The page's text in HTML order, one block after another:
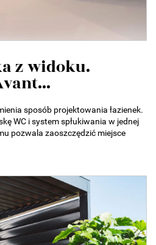
z widoku.
sposób projektowania łazienek.
WC i system spłukiwania w jednej
pozwala zaoszczędzić miejsce